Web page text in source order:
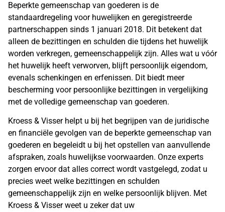
Beperkte gemeenschap van goederen is de
standaardregeling voor huwelijken en geregistreerde
partnerschappen sinds 1 januari 2018. Dit betekent dat
alleen de bezittingen en schulden die tijdens het huwelijk
worden verkregen, gemeenschappelijk zijn. Alles wat u vóór
het huwelijk heeft verworven, blijft persoonlijk eigendom,
evenals schenkingen en erfenissen. Dit biedt meer
bescherming voor persoonlijke bezittingen in vergelijking
met de volledige gemeenschap van goederen.
Kroess & Visser helpt u bij het begrijpen van de juridische
en financiële gevolgen van de beperkte gemeenschap van
goederen en begeleidt u bij het opstellen van aanvullende
afspraken, zoals huwelijkse voorwaarden. Onze experts
zorgen ervoor dat alles correct wordt vastgelegd, zodat u
precies weet welke bezittingen en schulden
gemeenschappelijk zijn en welke persoonlijk blijven. Met
Kroess & Visser weet u zeker dat uw